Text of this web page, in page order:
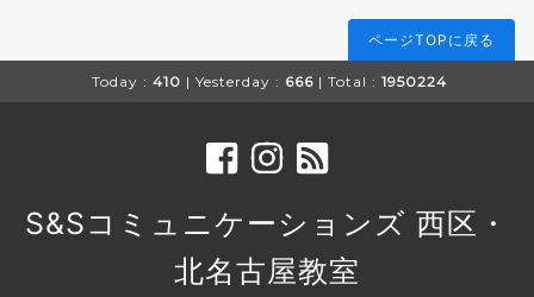
ページTOPに戻る
Today : 410 | Yesterday : 666 | Total : 1950224
S&Sコミュニケーションズ 西区・
北名古屋教室